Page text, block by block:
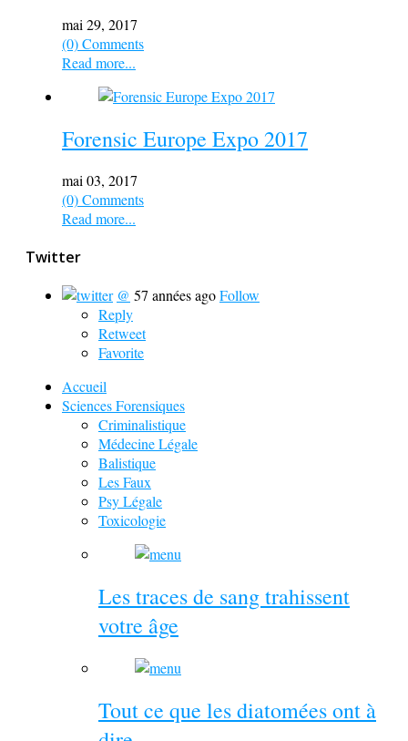
mai 29, 2017
(0) Comments
Read more...
Forensic Europe Expo 2017
mai 03, 2017
(0) Comments
Read more...
Twitter
@ 57 années agoFollow
Reply
Retweet
Favorite
Accueil
Sciences Forensiques
Criminalistique
Médecine Légale
Balistique
Les Faux
Psy Légale
Toxicologie
Les traces de sang trahissent
votre âge
Tout ce que les diatomées ont à